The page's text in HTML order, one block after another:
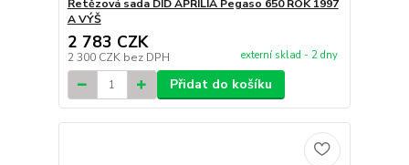
Řetězová sada DID APRILIA Pegaso 650 ROK 1997
A VÝŠ
2 783 CZK
2 300 CZK bez DPH externí sklad - 2 dny
Přidat do košíku